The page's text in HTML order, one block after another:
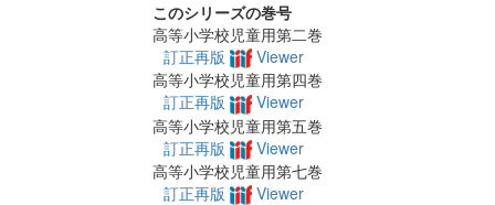
このシリーズの巻号
高等小学校児童用第二巻
訂正再版
Viewer
高等小学校児童用第四巻
訂正再版
Viewer
高等小学校児童用第五巻
訂正再版
Viewer
高等小学校児童用第七巻
訂正再版
Viewer